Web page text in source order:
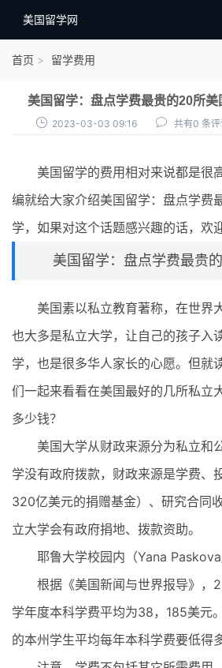
美国留学网
院校选择
材料准备
留学生活
首页 留学费用
美国留学：盘点学费最贵的20所美
2023-03-03 09:16 共有0 条
美国留学的费用相对来说都是很
编就给大家介绍美国留学：盘点学费
学，如果对这个话题感兴趣的话，欢
美国留学：盘点学费最贵的
美国素以私立教育著称，在世界
也大多是私立大学，让自己的孩子入
学，也是很多华人家长的心愿。但就
们一起来看看在美国最好的几所私立
多少钱？
美国大学从财政来源分为私立和
学没有政府拨款，财政来源是学费、
320亿美元的捐赠基金）、研究合同
立大学会有政府捐地、拨款资助。
耶鲁大学校园内（Yana Paskova/
根据《美国新闻与世界报导》，
学年度本科学费平均为38，185美元
的本州学生平均每年本科学费要低得